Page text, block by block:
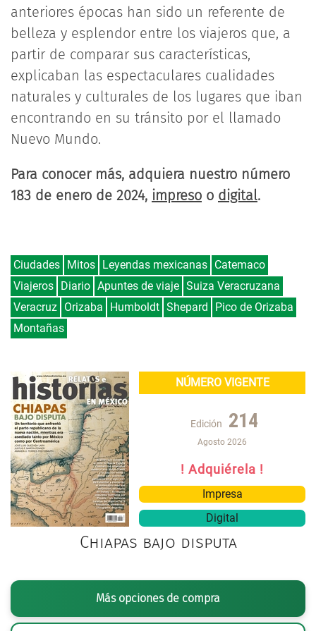
anteriores épocas han sido un referente de
belleza y esplendor entre los viajeros que, a
partir de comparar sus características,
explicaban las espectaculares cualidades
naturales y culturales de los lugares que iban
encontrando en su tránsito por el llamado
Nuevo Mundo.
Para conocer más, adquiera nuestro número
183 de enero de 2024, impreso o digital.
Ciudades Mitos Leyendas mexicanas Catemaco
Viajeros Diario Apuntes de viaje Suiza Veracruzana
Veracruz Orizaba Humboldt Shepard
Pico de Orizaba
Montañas
NÚMERO VIGENTE
Edición 214
Agosto 2026
! Adquiérela !
Impresa
Digital
Chiapas bajo disputa
Más opciones de compra